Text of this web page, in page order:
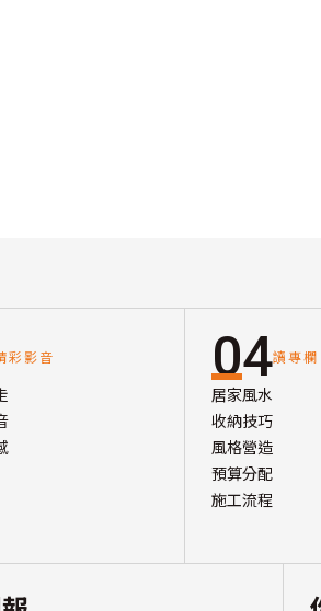
彩影音 04讀專欄
居家風水
收納技巧
風格營造
預算分配
施工流程